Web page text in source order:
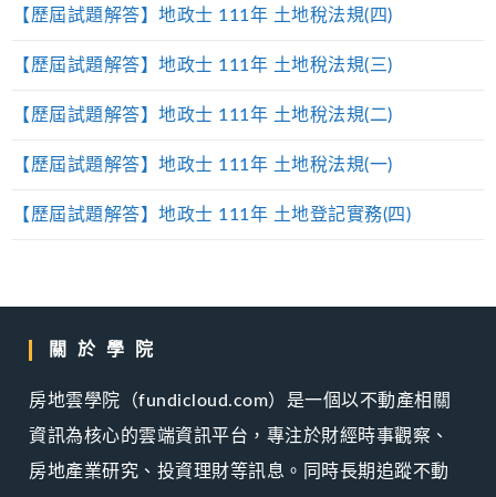
【歷屆試題解答】地政士 111年 土地稅法規(四)
【歷屆試題解答】地政士 111年 土地稅法規(三)
【歷屆試題解答】地政士 111年 土地稅法規(二)
【歷屆試題解答】地政士 111年 土地稅法規(一)
【歷屆試題解答】地政士 111年 土地登記實務(四)
關於學院
房地雲學院（fundicloud.com）是一個以不動產相關
資訊為核心的雲端資訊平台，專注於財經時事觀察、
房地產業研究、投資理財等訊息。同時長期追蹤不動